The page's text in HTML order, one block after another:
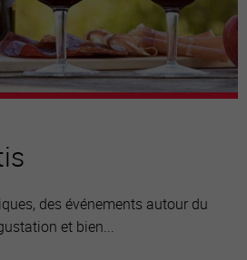
des événements autour du
et bien...